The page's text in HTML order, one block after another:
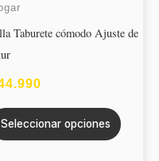
Taburete cómodo Ajuste de
Seleccionar opciones